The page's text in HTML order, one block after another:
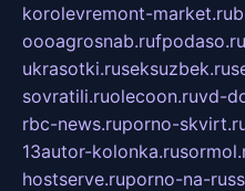
korolevremont-market.ru
oooagrosnab.rufpodaso.ru
ukrasotki.ruseksuzbek.ru
sovratili.ruolecoon.ruvd-
rbc-news.ruporno-
13autor-kolonka.ru
hostserve.ruporno-na-